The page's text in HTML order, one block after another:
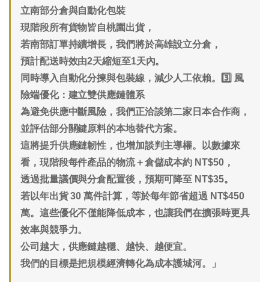
立南部分倉與自動化包裝
現階段所有貨物皆自桃園出貨，
若南部訂單持續增長，我們將於高雄設立分倉，
預計配送時效由2天縮短至1天內。
同時導入自動化分揀與包裝線，減少人工依賴。
3️⃣ 風
險端優化：建立雙供應鏈體系
為避免供應中斷風險，我們正洽談第二家日本合作商，
並評估部分關鍵原料的本地替代方案。
這將提升供應鏈韌性，也增加談判主導權。
以數據來
看，現階段每件產品的物流＋倉儲成本約 NT$50，
透過批量議價與分倉配置後，預期可降至 NT$35。
若以年出貨 30 萬件計算，等於每年節省超過 NT$450
萬。 這些優化不僅能降低成本，也讓我們在擴張時更具
效率與競爭力。
公司越大，供應鏈越穩、越快、越便宜。
我們的目標是把規模經濟轉化為成本護城河。」